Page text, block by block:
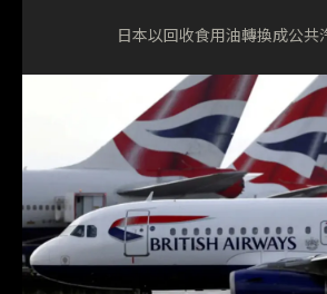
日本以回收食用油轉換成公共